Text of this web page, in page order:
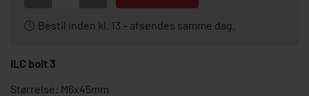
Bestil inden kl. 13 – afsendes samme dag.
ILC bolt 3
Størrelse: M6x45mm